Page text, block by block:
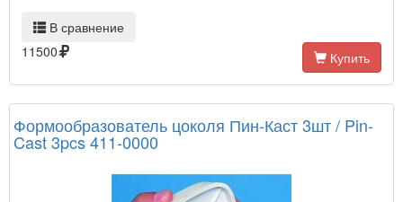
В сравнение
11500
Купить
Формообразователь цоколя Пин-Каст 3шт / Pin-
Cast 3pcs 411-0000